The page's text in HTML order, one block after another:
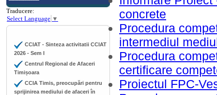
Traducere:
Select Language ▼
CCIAT - Sinteza activitatii CCIAT
2026 - Sem I
Centrul Regional de Afaceri
Timișoara
CCIA Timis, preocupări pentru
sprijinirea mediului de afaceri în
concrete
Procedura
intermediul
Procedura
certificare
Proiectul FPC-